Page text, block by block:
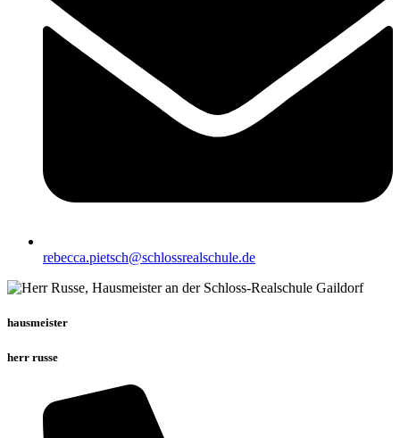
rebecca.pietsch@schlossrealschule.de
hausmeister
herr russe